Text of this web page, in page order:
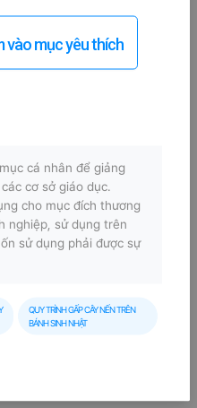
vào mục yêu thích
cá nhân để giảng
cơ sở giáo dục.
cho mục đích thương
nghiệp, sử dụng trên
sử dụng phải được sự
QUY TRÌNH GẤP CÂY NẾN TRÊN
BÁNH SINH NHẬT